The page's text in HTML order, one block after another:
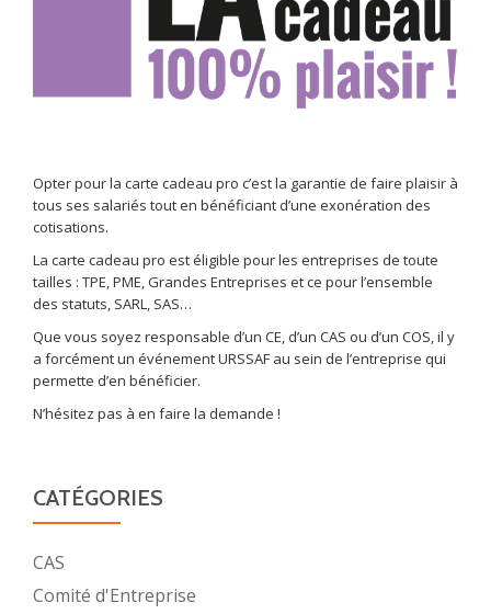
Opter pour la carte cadeau pro c’est la garantie de faire plaisir à
tous ses salariés tout en bénéficiant d’une exonération des
cotisations.
La carte cadeau pro est éligible pour les entreprises de toute
tailles : TPE, PME, Grandes Entreprises et ce pour l’ensemble
des statuts, SARL, SAS…
Que vous soyez responsable d’un CE, d’un CAS ou d’un COS, il y
a forcément un événement URSSAF au sein de l’entreprise qui
permette d’en bénéficier.
N’hésitez pas à en faire la demande !
CATÉGORIES
CAS
Comité d'Entreprise